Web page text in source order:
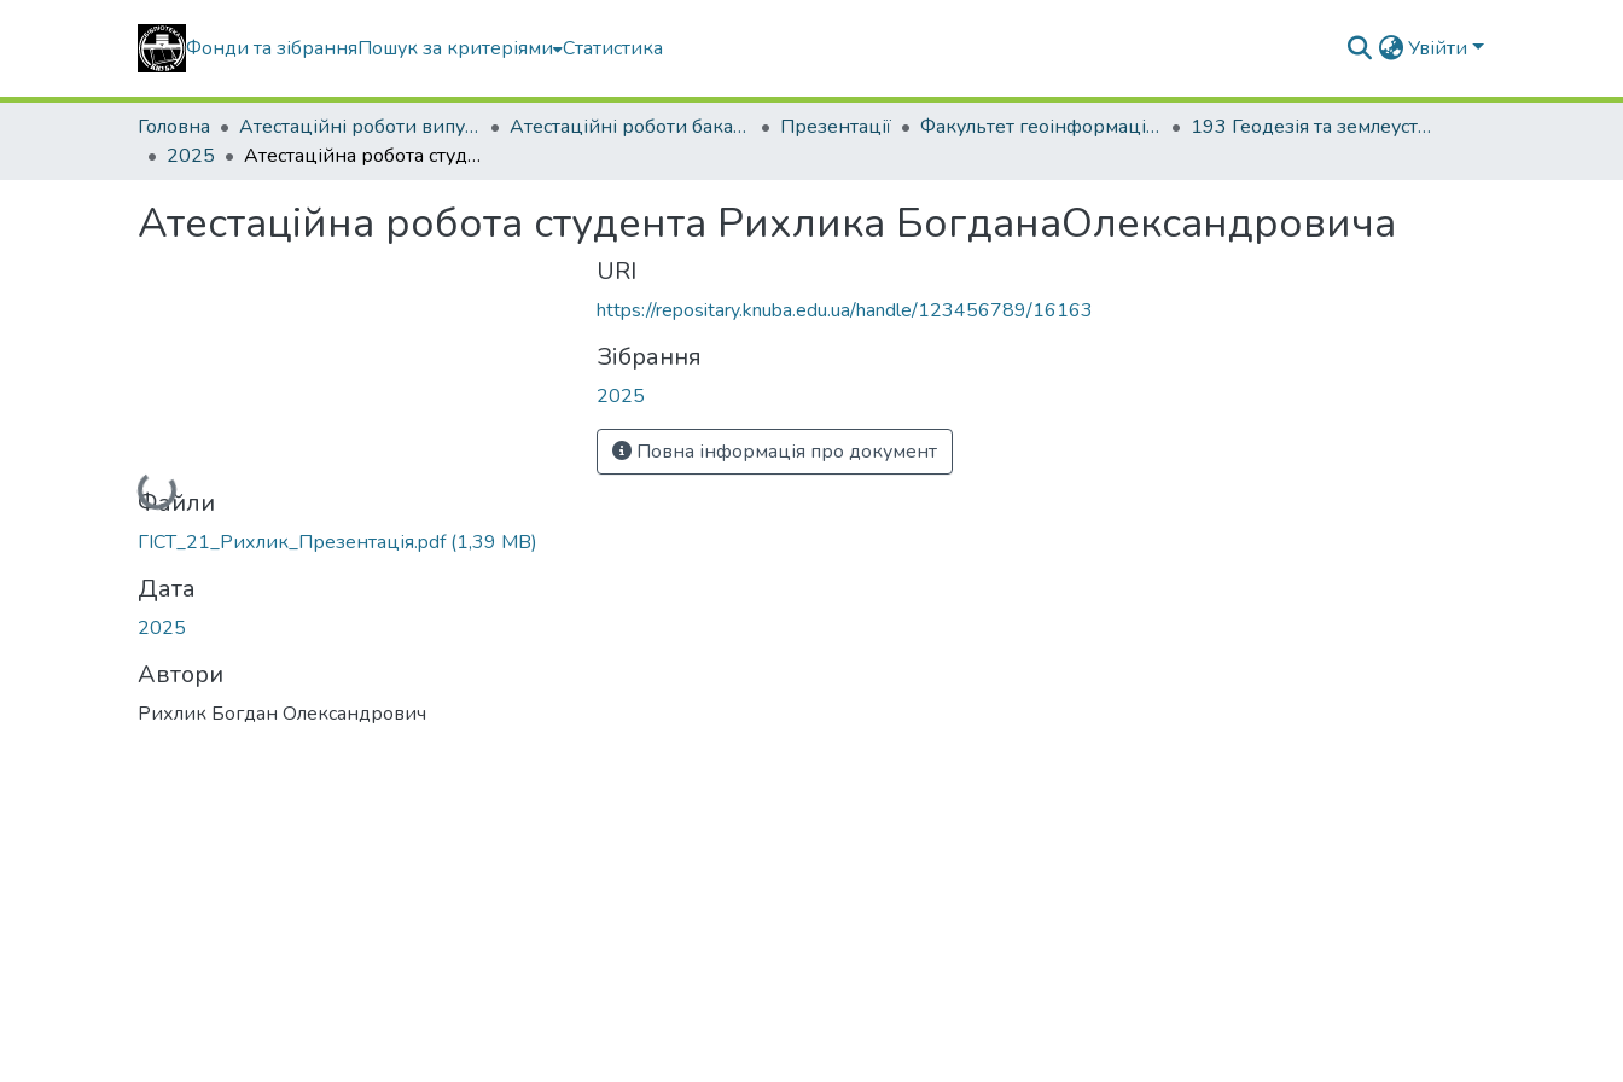
Фонди та зібранняПошук за критеріями Статистика Увійти
Головна Атестаційні роботи випускників Атестаційні роботи бакалаврів Презентації Факультет геоінформаційних систем та управління територіями
193 Геодезія та землеустрій. Геоінформаційні системи і технології
2025
Атестаційна робота студента Рихлика БогданаОлександровича
Атестаційна робота студента Рихлика БогданаОлександровича
Вантажиться...
Файли
ГІСТ_21_Рихлик_Презентація.pdf(1,39 MB)
Дата
2025
Автори
Рихлик Богдан Олександрович
URI
https://repositary.knuba.edu.ua/handle/123456789/16163
Зібрання
2025
Повна інформація про документ